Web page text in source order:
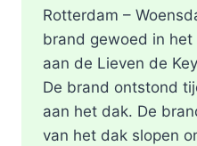
Rotterdam –
brand gewoed in
aan de Lieven de
De brand ontstond
aan het dak. De
van het dak slopen